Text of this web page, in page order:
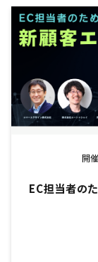
開
EC担当者の